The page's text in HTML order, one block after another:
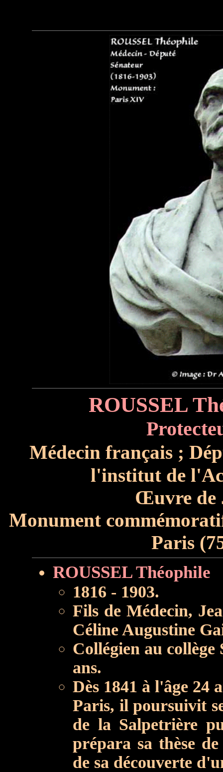
ROUSSEL
Médecin français ;
l'institut de
Œuvre de
Monument
Paris
ROUSSEL Théophile
1816 - 1903.
Fils de Médecin,
Céline Augustine
Collégien au collège
ans.
Dès 1841 à l'âge 24
Paris, il poursuivit
de la Salpetrière
prépara sa thèse
de sa découverte